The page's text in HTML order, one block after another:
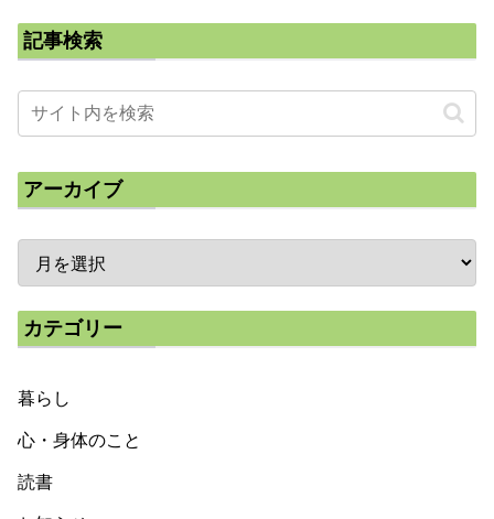
記事検索
アーカイブ
カテゴリー
暮らし
心・身体のこと
読書